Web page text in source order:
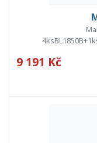
9 191 Kč